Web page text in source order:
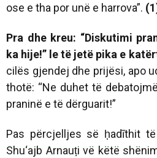
ose e tha por unë e harrova”.
Pra dhe kreu: “Diskutimi
ka hije!” le të jetë pika e
cilës gjendej dhe prijësi, apo
thotë: “Ne duhet të
praninë e të dërguarit!”
Pas përcjelljes së ḥadīthit të
Shu‘ajb Arnauṭi vë këtë